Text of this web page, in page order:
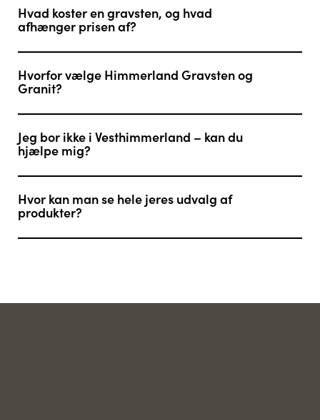
Hvad koster en gravsten, og hvad
afhænger prisen af?
Hvorfor vælge Himmerland Gravsten og
Granit?
Jeg bor ikke i Vesthimmerland – kan du
hjælpe mig?
Hvor kan man se hele jeres udvalg af
produkter?